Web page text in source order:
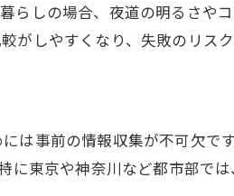
を確認
点
は
らしの場合、夜道の明るさや
しやすくなり、失敗のリスク
は事前の情報収集が不可欠で
に東京や神奈川など都市部で